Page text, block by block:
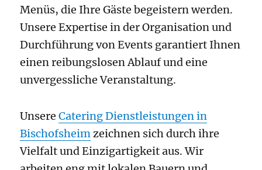
Menüs, die Ihre Gäste begeistern werden.
Unsere Expertise in der Organisation und
Durchführung von Events garantiert Ihnen
einen reibungslosen Ablauf und eine
unvergessliche Veranstaltung.
UnsereCatering Dienstleistungen in
Bischofsheim zeichnen sich durch ihre
Vielfalt und Einzigartigkeit aus. Wir